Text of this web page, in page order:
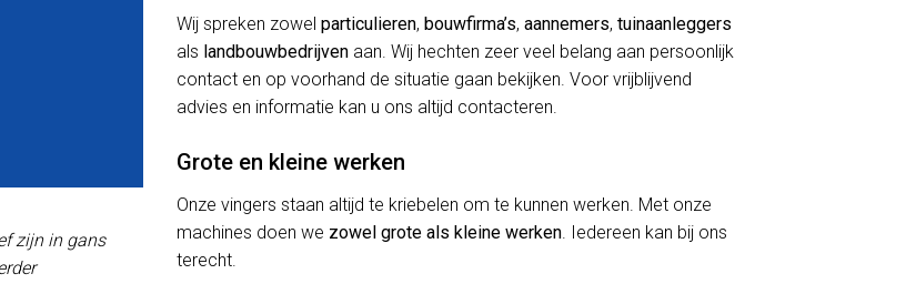
zijn in gans
Wij spreken zowel particulieren, bouwfirma’s, aannemers, tuinaanleggers
als landbouwbedrijven aan. Wij hechten zeer veel belang aan persoonlijk
contact en op voorhand de situatie gaan bekijken. Voor vrijblijvend
advies en informatie kan u ons altijd contacteren.
Grote en kleine werken
Onze vingers staan altijd te kriebelen om te kunnen werken. Met onze
machines doen we zowel grote als kleine werken . Iedereen kan bij ons
terecht.